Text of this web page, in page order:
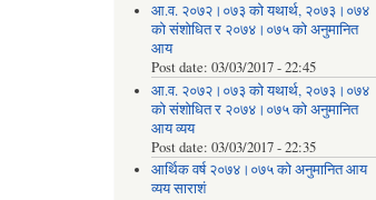
आ.व. २०७२।०७३ को यथार्थ, २०७३।०७४
को संशोधित र २०७४।०७५ को अनुमानित
आय
Post date: 03/03/2017 - 22:45
आ.व. २०७२।०७३ को यथार्थ, २०७३।०७४
को संशोधित र २०७४।०७५ को अनुमानित
आय व्यय
Post date: 03/03/2017 - 22:35
आर्थिक वर्ष २०७४।०७५ को अनुमानित आय
व्यय साराशं